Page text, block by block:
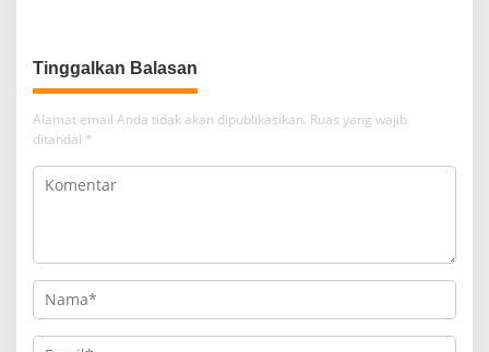
Tinggalkan Balasan
Alamat email Anda tidak akan dipublikasikan. Ruas yang wajib
ditandai *